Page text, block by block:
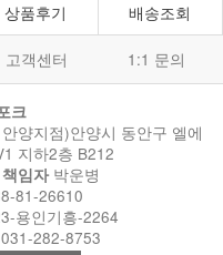
상품후기 배송조회
고객센터 1:1 문의
크
양지점)안양시 동안구 엘에
지하2층 B212
임자박운병
81-26610
용인기흥-2264
282-8753